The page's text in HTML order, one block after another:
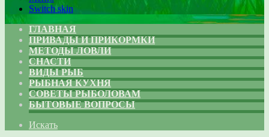
Switch skin
ГЛАВНАЯ
ПРИВАДЫ И ПРИКОРМКИ
МЕТОДЫ ЛОВЛИ
СНАСТИ
ВИДЫ РЫБ
РЫБНАЯ КУХНЯ
СОВЕТЫ РЫБОЛОВАМ
БЫТОВЫЕ ВОПРОСЫ
Искать